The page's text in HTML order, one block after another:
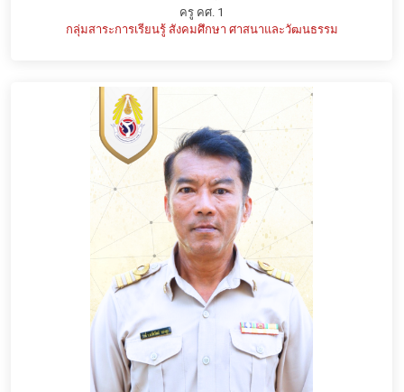
ครู คศ. 1
กลุ่มสาระการเรียนรู้ สังคมศึกษา ศาสนาและวัฒนธรรม